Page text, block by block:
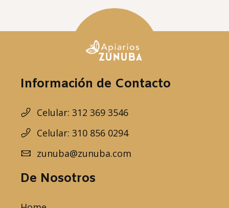
Información de Contacto
Celular: 312 369 3546
Celular: 310 856 0294
zunuba@zunuba.com
De Nosotros